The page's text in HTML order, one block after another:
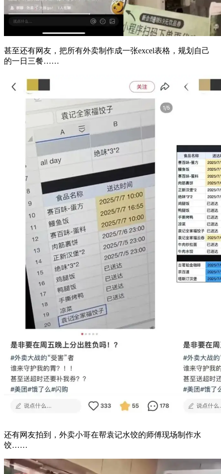
甚至还有网友，把所有外卖制作成一张excel表格，规划自己
的一日三餐……
还有网友拍到，外卖小哥在帮袁记水饺的师傅现场制作水
饺……